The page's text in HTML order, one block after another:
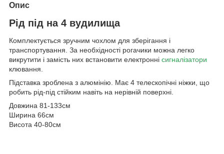
Опис
Рід під на 4 вудилища
Комплектується зручним чохлом для зберігання і
транспортування. За необхідності рогачики можна легко
викрутити і замість них встановити електронні сигналізатори
клювання.
Підставка зроблена з алюмінію. Має 4 телескопічні ніжки, що
робить рід-під стійким навіть на нерівній поверхні.
Довжина 81-133см
Ширина 66см
Висота 40-80см